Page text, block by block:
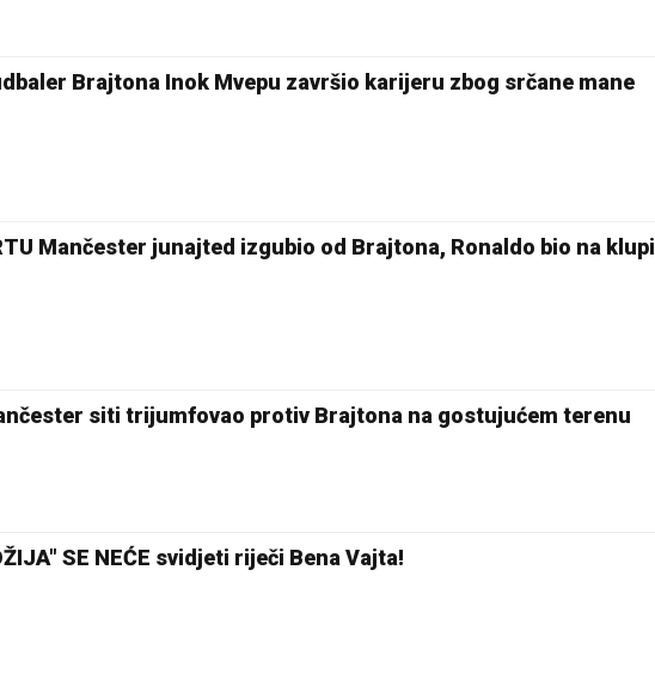
Brajtona Inok Mvepu završio karijeru zbog srčane mane
Mančester junajted izgubio od Brajtona, Ronaldo bio na klupi
siti trijumfovao protiv Brajtona na gostujućem terenu
SE NEĆE svidjeti riječi Bena Vajta!